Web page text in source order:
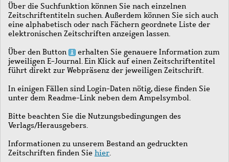
Über die Suchfunktion können Sie nach einzelnen
Zeitschriftentiteln suchen. Außerdem können Sie sich auch
eine alphabetisch oder nach Fächern geordnete Liste der
elektronischen Zeitschriften anzeigen lassen.
Über den Button
erhalten Sie genauere Information zum
jeweiligen E-Journal. Ein Klick auf einen Zeitschriftentitel
führt direkt zur Webpräsenz der jeweiligen Zeitschrift.
In einigen Fällen sind Login-Daten nötig, diese finden Sie
unter dem Readme-Link neben dem Ampelsymbol.
Bitte beachten Sie die Nutzungsbedingungen des
Verlags/Herausgebers.
Informationen zu unserem Bestand an gedruckten
Zeitschriften finden Sie hier.